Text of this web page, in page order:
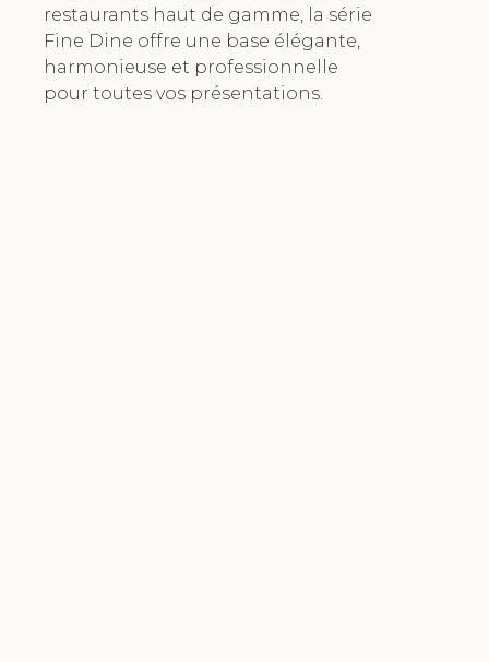
restaurants haut de gamme, la série
Fine Dine offre une base élégante,
harmonieuse et professionnelle
pour toutes vos présentations.